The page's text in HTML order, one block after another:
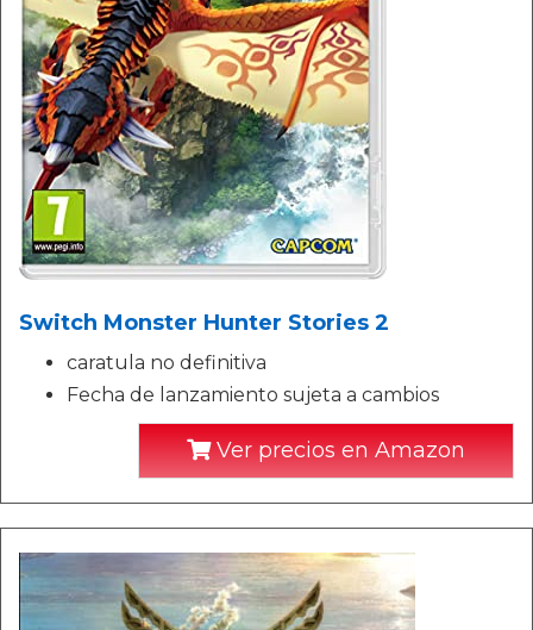
Switch Monster Hunter Stories 2
caratula no definitiva
Fecha de lanzamiento sujeta a cambios
Ver precios en Amazon